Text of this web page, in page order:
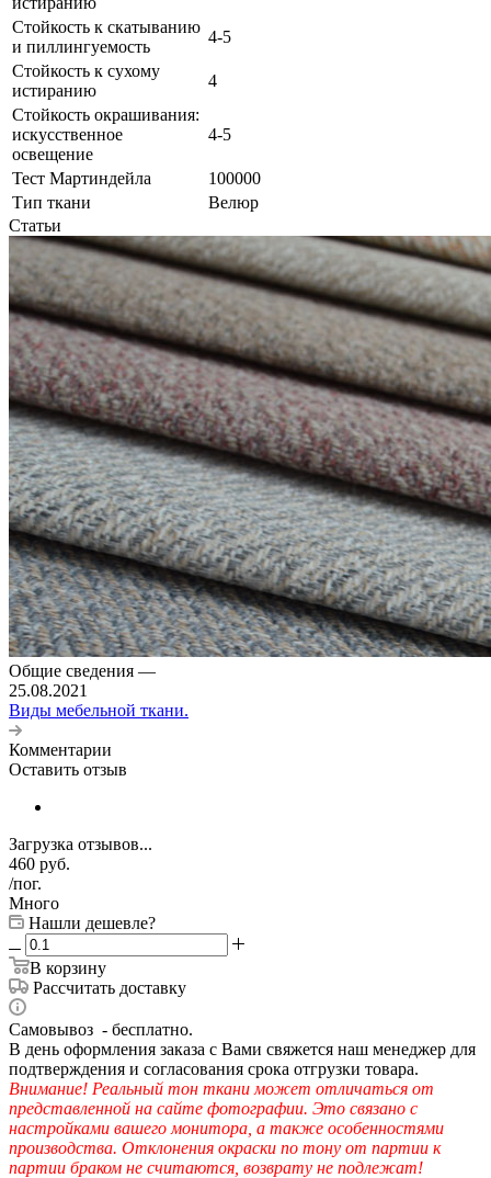
Стойкость к скатыванию
и пиллингуемость
4-5
Стойкость к сухому
истиранию
4
Стойкость окрашивания:
искусственное
освещение
4-5
Тест Мартиндейла
100000
Тип ткани
Велюр
Статьи
Общие сведения —
25.08.2021
Виды мебельной ткани.
Комментарии
Оставить отзыв
Загрузка отзывов...
460 руб.
/пог.
Много
Нашли дешевле?
В корзину
Рассчитать доставку
Самовывоз - бесплатно.
В день оформления заказа с Вами свяжется наш менеджер для
подтверждения и согласования срока отгрузки товара.
Внимание! Реальный тон ткани может отличаться от
представленной на сайте фотографии. Это связано с
настройками вашего монитора, а также особенностями
производства. Отклонения окраски по тону от партии к
партии браком не считаются, возврату не подлежат!